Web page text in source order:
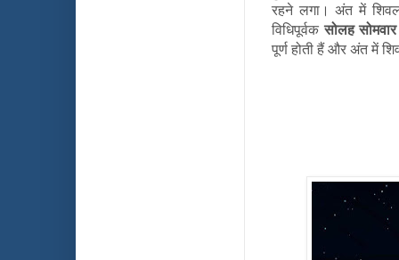
रहने लगा। अंत में
विधिपूर्वकसोलह
पूर्ण होती हैं और अंत में